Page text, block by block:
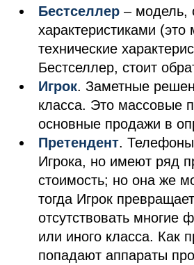
Бестселлер – модель,
характеристиками
технические
Бестселлер, стоит
Игрок. Заметные
класса. Это массовые
основные продажи в
Претендент. Телефоны
Игрока, но имеют ряд
стоимость; но она же
тогда Игрок
отсутствовать многие
или иного класса. Как
попадают аппараты